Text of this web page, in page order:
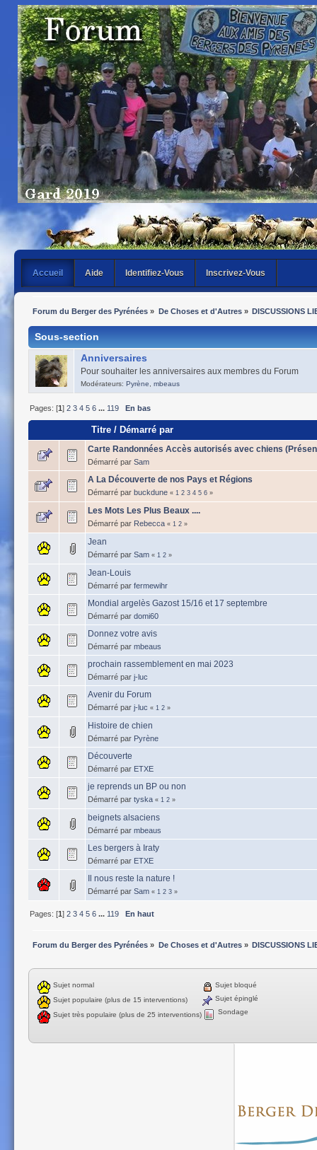
Accueil Aide Identifiez-Vous Inscrivez-Vous
Forum du Berger des Pyrénées » De Choses et d'Autres» DISCUSSIONS
Sous-section
Anniversaires
Pour souhaiter les anniversaires aux membres du Forum
Modérateurs: Pyrène, mbeaus
Pages: [1]2 3 4 5 6 ... 119 En bas
Titre /Démarré par
Carte Randonnées Accès autorisés avec chiens
Démarré par Sam
A La Découverte de nos Pays et Régions
Démarré par buckdune « 1 2 3 4 5 6 »
Les Mots Les Plus Beaux ....
Démarré par Rebecca « 1 2 »
Jean
Démarré par Sam « 1 2 »
Jean-Louis
Démarré par fermewihr
Mondial argelès Gazost 15/16 et 17 septembre
Démarré par domi60
Donnez votre avis
Démarré par mbeaus
prochain rassemblement en mai 2023
Démarré par j-luc
Avenir du Forum
Démarré par j-luc « 1 2 »
Histoire de chien
Démarré par Pyrène
Découverte
Démarré par ETXE
je reprends un BP ou non
Démarré par tyska « 1 2 »
beignets alsaciens
Démarré par mbeaus
Les bergers à Iraty
Démarré par ETXE
Il nous reste la nature !
Démarré par Sam « 1 2 3 »
Pages: [1]2 3 4 5 6 ... 119 En haut
Forum du Berger des Pyrénées » De Choses et d'Autres» DISCUSSIONS
Sujet normal
Sujet populaire (plus de 15 interventions)
Sujet très populaire (plus de 25 interventions)
Sujet bloqué
Sujet épinglé
Sondage